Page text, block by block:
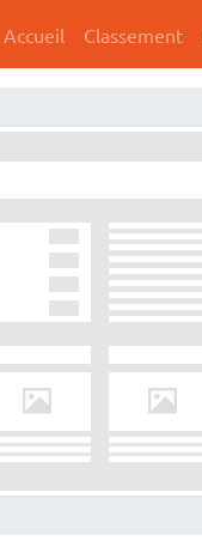
Accueil Classement